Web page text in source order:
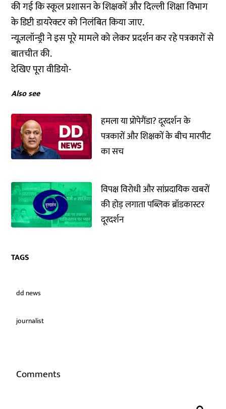
की गई कि स्कूल प्रशासन के शिक्षकों और दिल्ली शिक्षा विभाग
के डिप्टी डायरेक्टर को निलंबित किया जाए.
न्यूज़लॉन्ड्री ने इस पूरे मामले को लेकर प्रदर्शन कर रहे पत्रकारों से
बातचीत की.
देखिए पूरा वीडियो-
Also see
हमला या प्रोपेगैंडा? दूरदर्शन के
पत्रकारों और शिक्षकों के बीच मारपीट
का सच
विपक्ष विरोधी और सांप्रदायिक खबरों
की होड़ लगाता पब्लिक ब्रॉडकास्टर
दूरदर्शन
TAGS
dd news
journalist
Comments